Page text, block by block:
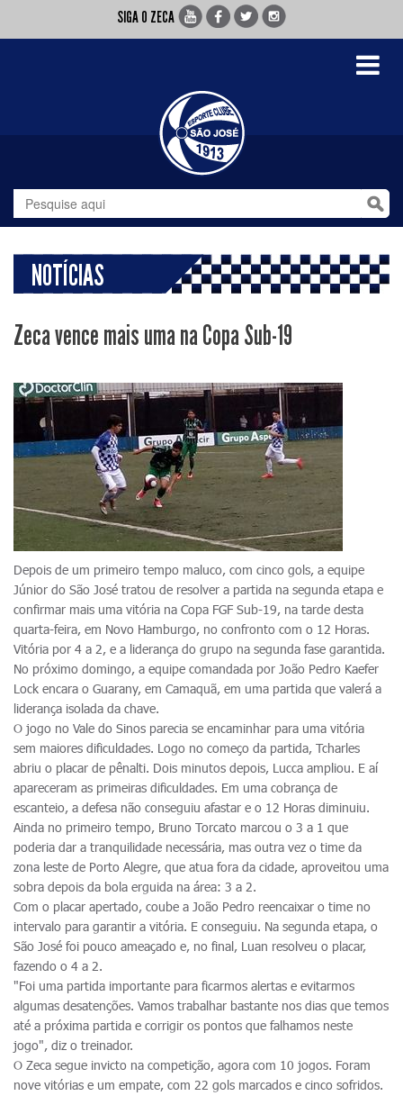
SIGA O ZECA
Toggle
NOTÍCIAS
Zeca vence mais uma na Copa Sub-19
Depois de um primeiro tempo maluco, com cinco gols, a equipe
Júnior do São José tratou de resolver a partida na segunda etapa e
confirmar mais uma vitória na Copa FGF Sub-19, na tarde desta
quarta-feira, em Novo Hamburgo, no confronto com o 12 Horas.
Vitória por 4 a 2, e a liderança do grupo na segunda fase garantida.
No próximo domingo, a equipe comandada por João Pedro Kaefer
Lock encara o Guarany, em Camaquã, em uma partida que valerá a
liderança isolada da chave.
O jogo no Vale do Sinos parecia se encaminhar para uma vitória
sem maiores dificuldades. Logo no começo da partida, Tcharles
abriu o placar de pênalti. Dois minutos depois, Lucca ampliou. E aí
apareceram as primeiras dificuldades. Em uma cobrança de
escanteio, a defesa não conseguiu afastar e o 12 Horas diminuiu.
Ainda no primeiro tempo, Bruno Torcato marcou o 3 a 1 que
poderia dar a tranquilidade necessária, mas outra vez o time da
zona leste de Porto Alegre, que atua fora da cidade, aproveitou uma
sobra depois da bola erguida na área: 3 a 2.
Com o placar apertado, coube a João Pedro reencaixar o time no
intervalo para garantir a vitória. E conseguiu. Na segunda etapa, o
São José foi pouco ameaçado e, no final, Luan resolveu o placar,
fazendo o 4 a 2.
"Foi uma partida importante para ficarmos alertas e evitarmos
algumas desatenções. Vamos trabalhar bastante nos dias que temos
até a próxima partida e corrigir os pontos que falhamos neste
jogo", diz o treinador.
O Zeca segue invicto na competição, agora com 10 jogos. Foram
nove vitórias e um empate, com 22 gols marcados e cinco sofridos.